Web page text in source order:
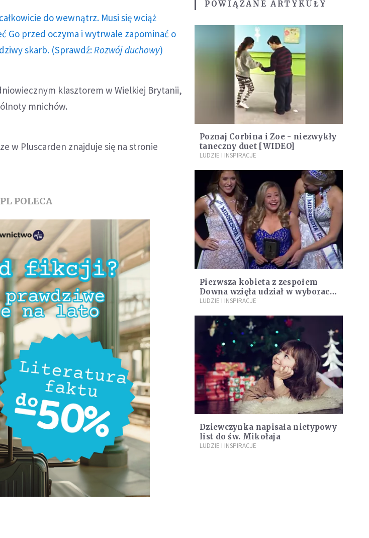
do wewnątrz. Musi się wciąż
Go przed oczyma i wytrwale zapominać o
skarb. (Sprawdź: Rozwój duchowy)
klasztorem w Wielkiej Brytanii,
mnichów.
w Pluscarden znajduje się na stronie
POLECA
POWIĄZANE ARTYKUŁY
Poznaj Corbina i Zoe - niezwykły
taneczny duet [WIDEO]
LUDZIE I INSPIRACJE
Pierwsza kobieta z zespołem
Downa wzięła udział w wyborach
Miss
LUDZIE I INSPIRACJE
Dziewczynka napisała nietypowy
list do św. Mikołaja
LUDZIE I INSPIRACJE